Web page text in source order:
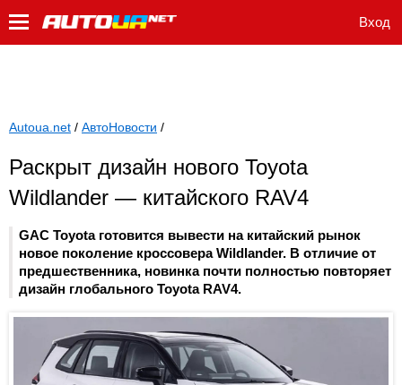
Вход
Autoua.net / АвтоНовости /
Раскрыт дизайн нового Toyota
Wildlander — китайского RAV4
GAC Toyota готовится вывести на китайский рынок
новое поколение кроссовера Wildlander. В отличие от
предшественника, новинка почти полностью повторяет
дизайн глобального Toyota RAV4.